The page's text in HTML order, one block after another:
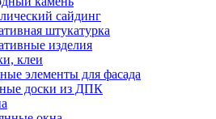
сайдинг
штукатурка
изделия
клеи
элементы для фасада
доски из ДПК